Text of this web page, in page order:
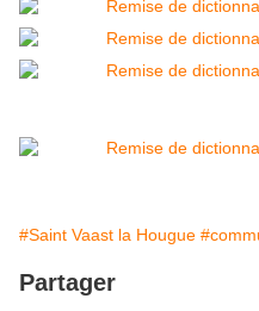
#Saint Vaast la Hougue
Partager